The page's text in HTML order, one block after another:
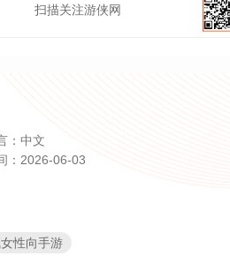
扫描关注游侠网
：中文
：2026-06-03
性向手游